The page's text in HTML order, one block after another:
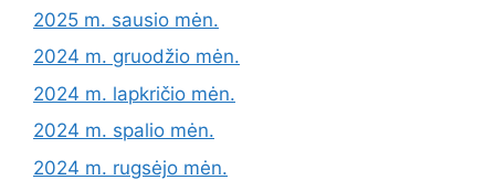
2025 m. sausio mėn.
2024 m. gruodžio mėn.
2024 m. lapkričio mėn.
2024 m. spalio mėn.
2024 m. rugsėjo mėn.